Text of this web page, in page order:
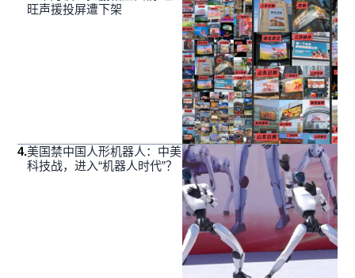
旺声援投屏遭下架
4.美国禁中国人形机器人：中美
科技战，进入“机器人时代”？